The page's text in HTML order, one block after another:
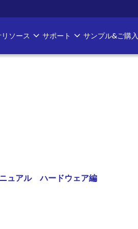
ソース サポート サンプル&ご購入
ュアル ハードウェア編